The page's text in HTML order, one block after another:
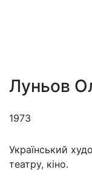
Луньов
1973
Український
театру, кіно.